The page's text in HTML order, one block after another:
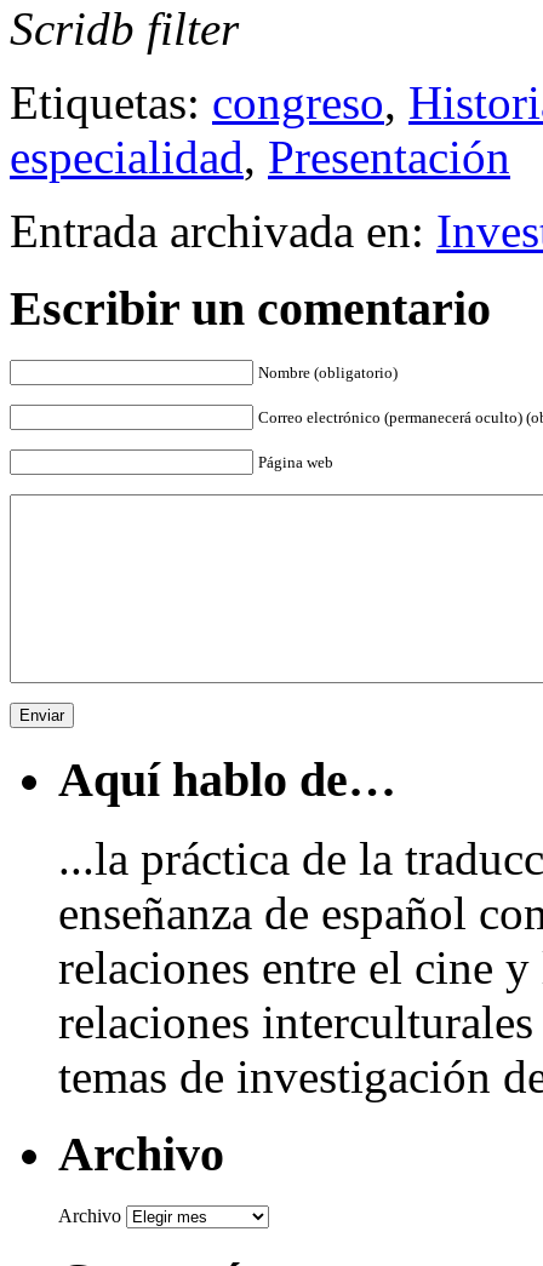
Scridb filter
Etiquetas: congreso,
especialidad, Presentación
Entrada archivada en:
Escribir un comentario
Nombre (obligatorio)
Correo electrónico (permanecerá oculto)
Página web
Aquí hablo de…
...la práctica de la
enseñanza de español
relaciones entre el cine
relaciones
temas de investigación
Archivo
Archivo